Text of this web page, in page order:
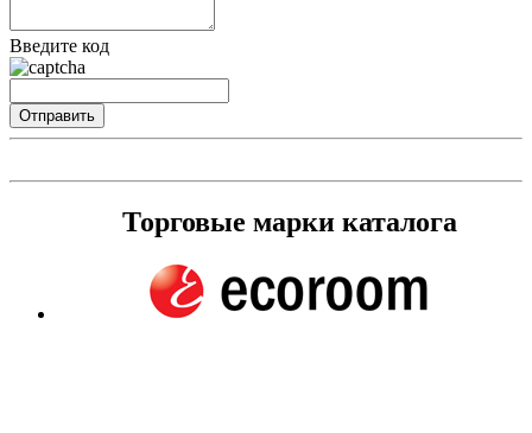
Введите код
Торговые марки каталога